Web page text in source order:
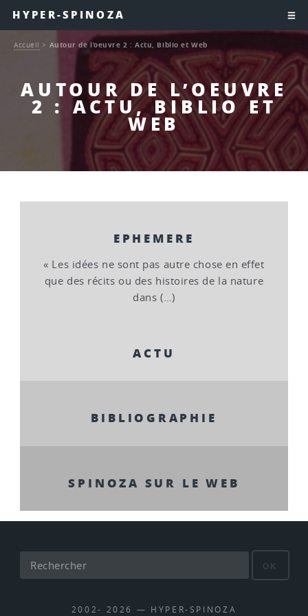
HYPER-SPINOZA
AUTOUR DE L’OEUVRE
2 : ACTU, BIBLIO ET
WEB
Accueil > Autour de l’oeuvre 2 : Actu, Biblio et Web
EPHEMERE
« Les idées ne sont pas autre chose en effet
que des récits ou des histoires de la nature
dans (…)
ACTU
BIBLIOGRAPHIE
SPINOZA SUR LE WEB
OK
2002- 2026 — HYPER-SPINOZA